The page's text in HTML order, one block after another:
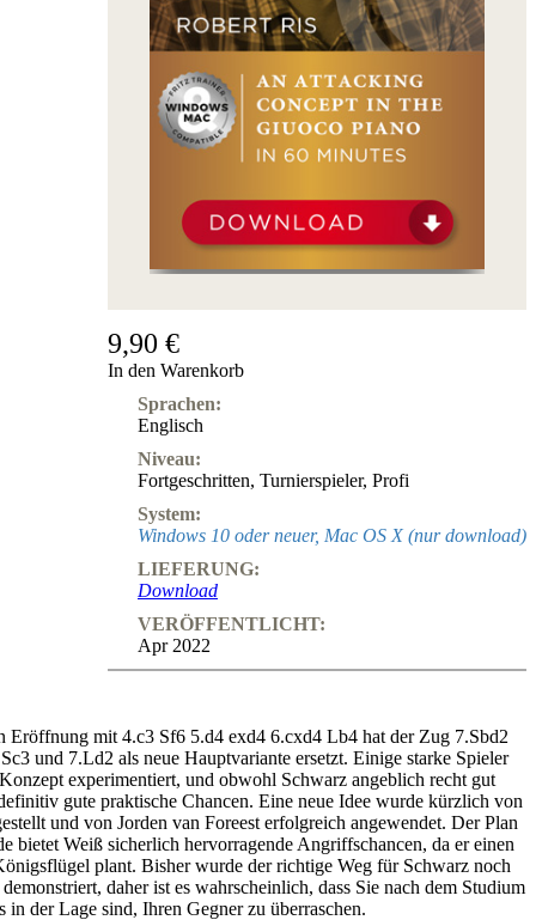
9,90 €
In den Warenkorb
Sprachen:
Englisch
Niveau:
Fortgeschritten, Turnierspieler, Profi
System:
Windows 10 oder neuer, Mac OS X (nur download)
LIEFERUNG:
Download
VERÖFFENTLICHT:
Apr 2022
Eröffnung mit 4.c3 Sf6 5.d4 exd4 6.cxd4 Lb4 hat der Zug 7.Sbd2
und 7.Ld2 als neue Hauptvariante ersetzt. Einige starke Spieler
experimentiert, und obwohl Schwarz angeblich recht gut
gute praktische Chancen. Eine neue Idee wurde kürzlich von
und von Jorden van Foreest erfolgreich angewendet. Der Plan
bietet Weiß sicherlich hervorragende Angriffschancen, da er einen
plant. Bisher wurde der richtige Weg für Schwarz noch
daher ist es wahrscheinlich, dass Sie nach dem Studium
in der Lage sind, Ihren Gegner zu überraschen.